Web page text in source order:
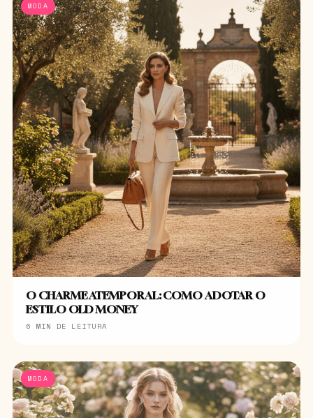
MODA
O CHARME ATEMPORAL: COMO ADOTAR O
ESTILO OLD MONEY
6 MIN DE LEITURA
MODA